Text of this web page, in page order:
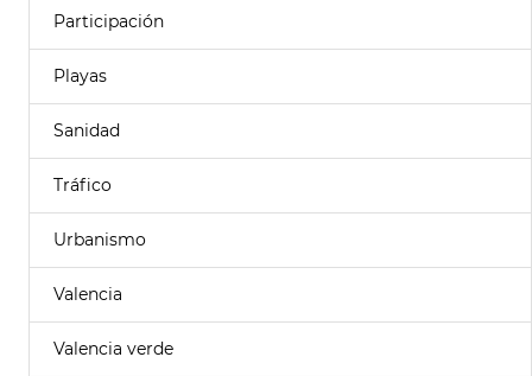
Participación
Playas
Sanidad
Tráfico
Urbanismo
Valencia
Valencia verde